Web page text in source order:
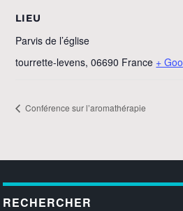
LIEU
Parvis de l’église
tourrette-levens, 06690 France +
Conférence sur l’aromathérapie
RECHERCHER